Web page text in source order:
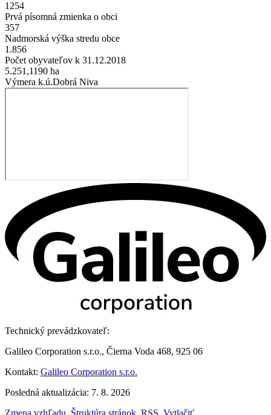
1254
Prvá písomná zmienka o obci
357
Nadmorská výška stredu obce
1.856
Počet obyvateľov k 31.12.2018
5.251,1190 ha
Výmera k.ú.Dobrá Niva
Technický prevádzkovateľ:
Galileo Corporation s.r.o., Čierna Voda 468, 925 06
Kontakt: Galileo Corporation s.r.o.
Posledná aktualizácia: 7. 8. 2026
Zmena vzhľadu Štruktúra stránok RSS Vytlačiť